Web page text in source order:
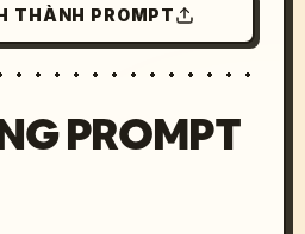
THÀNH PROMPT
PROMPT